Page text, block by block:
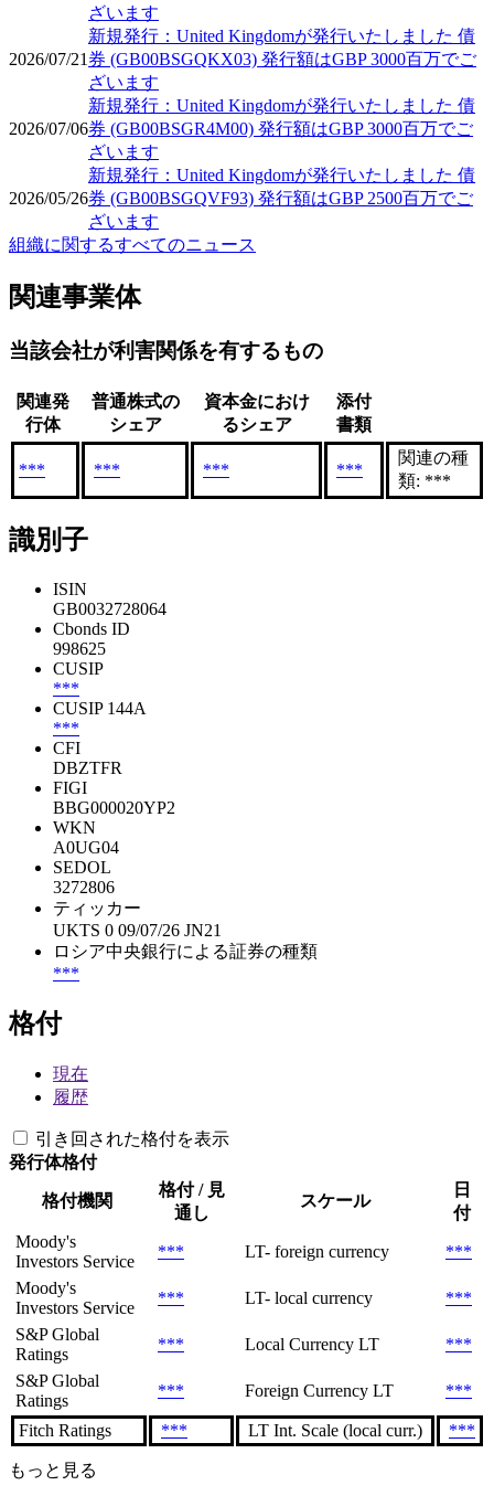
ざいます
2026/07/21
新規発行：United Kingdomが発行いたしました 債
券 (GB00BSGQKX03) 発行額はGBP 3000百万でご
ざいます
2026/07/06
新規発行：United Kingdomが発行いたしました 債
券 (GB00BSGR4M00) 発行額はGBP 3000百万でご
ざいます
2026/05/26
新規発行：United Kingdomが発行いたしました 債
券 (GB00BSGQVF93) 発行額はGBP 2500百万でご
ざいます
組織に関するすべてのニュース
関連事業体
当該会社が利害関係を有するもの
関連発
行体
普通株式の
シェア
資本金におけ
るシェア
添付
書類
*** *** *** ***
関連の種
類: ***
識別子
ISIN
GB0032728064
Cbonds ID
998625
CUSIP
***
CUSIP 144A
***
CFI
DBZTFR
FIGI
BBG000020YP2
WKN
A0UG04
SEDOL
3272806
ティッカー
UKTS 0 09/07/26 JN21
ロシア中央銀行による証券の種類
***
格付
現在
履歴
引き回された格付を表示
発行体格付
格付機関
格付 / 見
通し
スケール
日
付
Moody's
Investors Service
*** LT- foreign currency
***
Moody's
Investors Service
*** LT- local currency
***
S&P Global
Ratings
*** Local Currency LT
***
S&P Global
Ratings
*** Foreign Currency LT ***
Fitch Ratings *** LT Int. Scale (local curr.) ***
もっと見る